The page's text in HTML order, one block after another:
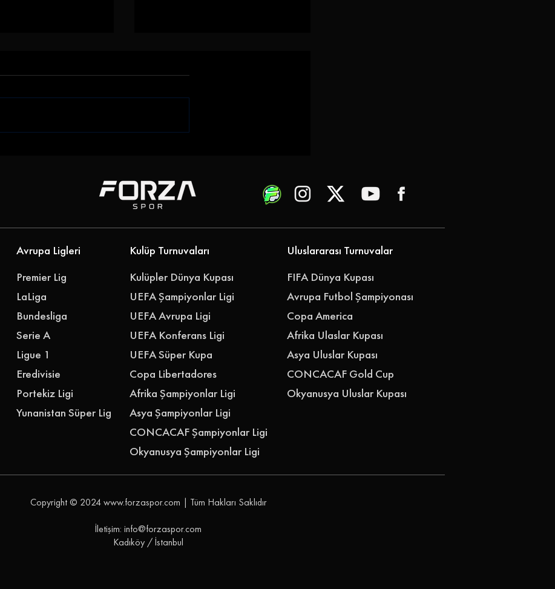
''Geleceğimizi Birlikte
Yazalım''
Avrupa Ligleri
Premier Lig
LaLiga
Bundesliga
Serie A
Ligue 1
Eredivisie
Portekiz Ligi
Yunanistan Süper Lig
Kulüp Turnuvaları
Kulüpler Dünya Kupası
UEFA Şampiyonlar Ligi
UEFA Avrupa Ligi
UEFA Konferans Ligi
UEFA Süper Kupa
Copa Libertadores
Afrika Şampiyonlar Ligi
Asya Şampiyonlar Ligi
CONCACAF Şampiyonlar Ligi
Okyanusya Şampiyonlar Ligi
Uluslararası Turnuvalar
FIFA Dünya Kupası
Avrupa Futbol Şampiyonası
Copa America
Afrika Ulaslar Kupası
Asya Uluslar Kupası
CONCACAF Gold Cup
Okyanusya Uluslar Kupası
Copyright © 2024www.forzaspor.com | Tüm Hakları Saklıdır
İletişim: info@forzaspor.com
Kadıköy / İstanbul